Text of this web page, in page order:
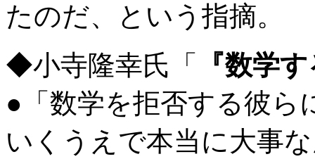
たのだ、という指摘。
◆小寺隆幸氏「
『数学
●「数学を拒否する彼ら
いくうえで本当に大事